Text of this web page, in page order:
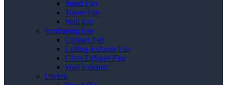
Stand Fan
Tower Fan
Wall Fan
Ventilating Fan
Cabinet Fan
Ceiling Exhaust Fan
Glass Exhaust Fan
Wall Exhaust
Utensil